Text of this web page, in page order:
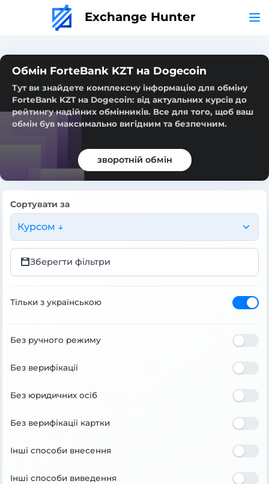
Exchange Hunter
Обмін ForteBank KZT на Dogecoin
Тут ви знайдете комплексну інформацію для обміну
ForteBank KZT на Dogecoin: від актуальних курсів до
рейтингу надійних обмінників. Все для того, щоб ваш
обмін був максимально вигідним та безпечним.
зворотній обмін
Сортувати за
Курсом ↓
Зберегти фільтри
Тільки з українською
Без ручного режиму
Без верифікації
Без юридичних осіб
Без верифікації картки
Інші способи внесення
Інші способи виведення